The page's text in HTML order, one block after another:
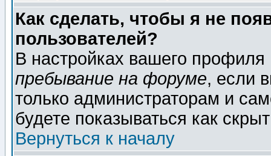
Как сделать, чтобы я не
пользователей?
В настройках вашего
пребывание на форуме, если
только администраторам и
будете показываться как
Вернуться к началу